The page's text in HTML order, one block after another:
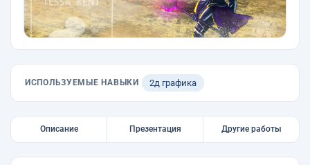
ИСПОЛЬЗУЕМЫЕ НАВЫКИ 2д графика
Описание Презентация Другие работы